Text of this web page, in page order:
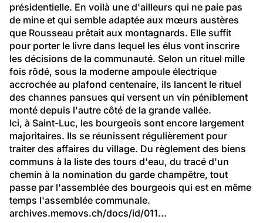
présidentielle. En voilà une d'ailleurs qui ne paie pas
de mine et qui semble adaptée aux mœurs austères
que Rousseau prêtait aux montagnards. Elle suffit
pour porter le livre dans lequel les élus vont inscrire
les décisions de la communauté. Selon un rituel mille
fois rôdé, sous la moderne ampoule électrique
accrochée au plafond centenaire, ils lancent le rituel
des channes pansues qui versent un vin péniblement
monté depuis l'autre côté de la grande vallée.
Ici, à Saint-Luc, les bourgeois sont encore largement
majoritaires. Ils se réunissent régulièrement pour
traiter des affaires du village. Du règlement des biens
communs à la liste des tours d'eau, du tracé d'un
chemin à la nomination du garde champêtre, tout
passe par l'assemblée des bourgeois qui est en même
temps l'assemblée communale.
archives.memovs.ch/docs/id/011...